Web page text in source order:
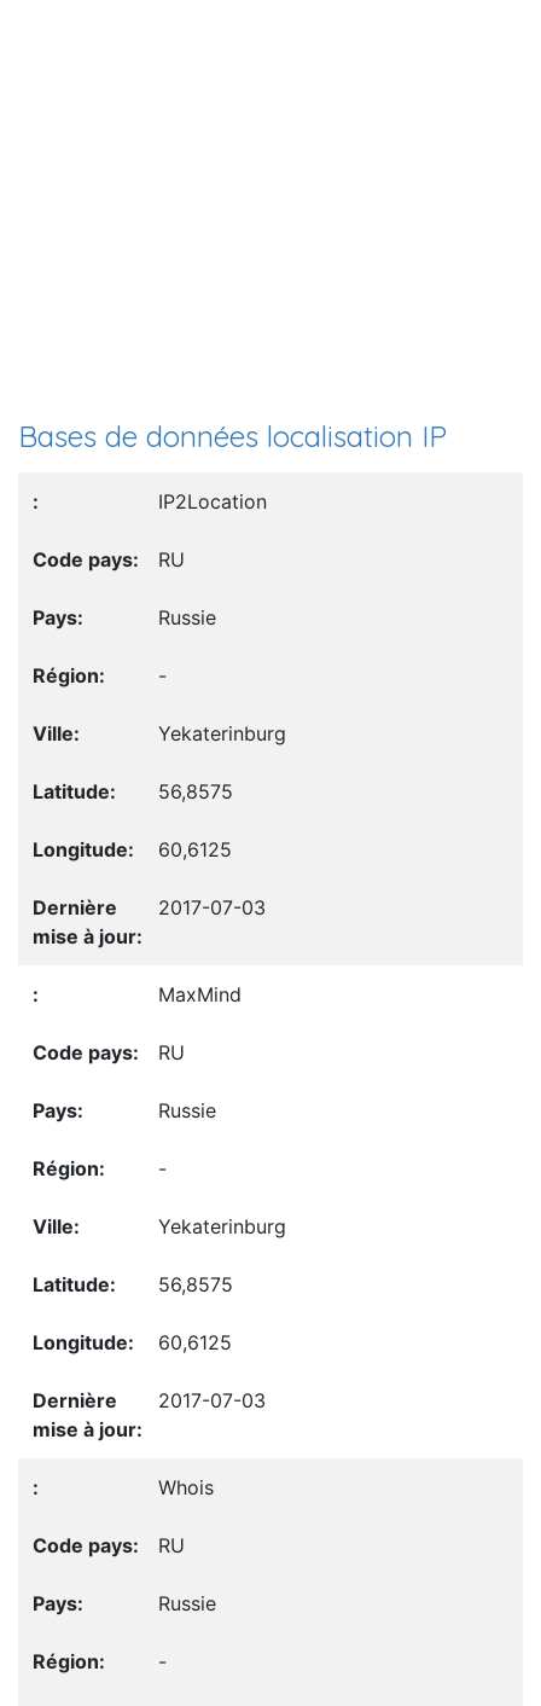
Bases de données localisation IP
IP2Location
RU
Russie
-
Yekaterinburg
56,8575
60,6125
2017-07-03
MaxMind
RU
Russie
-
Yekaterinburg
56,8575
60,6125
2017-07-03
Whois
RU
Russie
-